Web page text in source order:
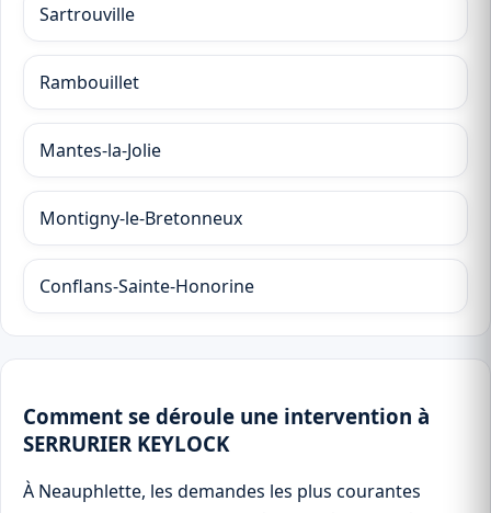
Sartrouville
Rambouillet
Mantes-la-Jolie
Montigny-le-Bretonneux
Conflans-Sainte-Honorine
Comment se déroule une intervention à
SERRURIER KEYLOCK
À Neauphlette, les demandes les plus courantes